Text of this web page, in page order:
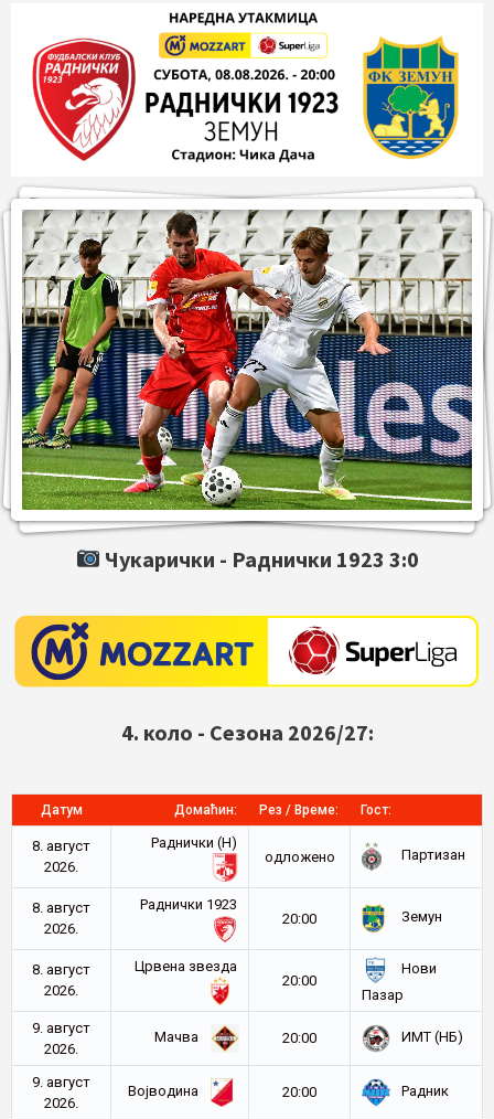
Чукарички - Раднички 1923 3:0
4. коло - Сезона 2026/27:
Датум Домаћин: Рез / Време: Гост:
8. август
2026.
Раднички (Н)
oдложено
Партизан
8. август
2026.
Раднички 1923
20:00
Земун
8. август
2026.
Црвена звезда
20:00
Нови
Пазар
9. август
2026.
Мачва 20:00 ИМТ (НБ)
9. август
2026.
Војводина 20:00 Радник